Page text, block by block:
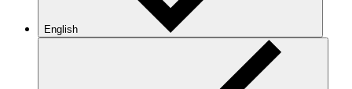
English